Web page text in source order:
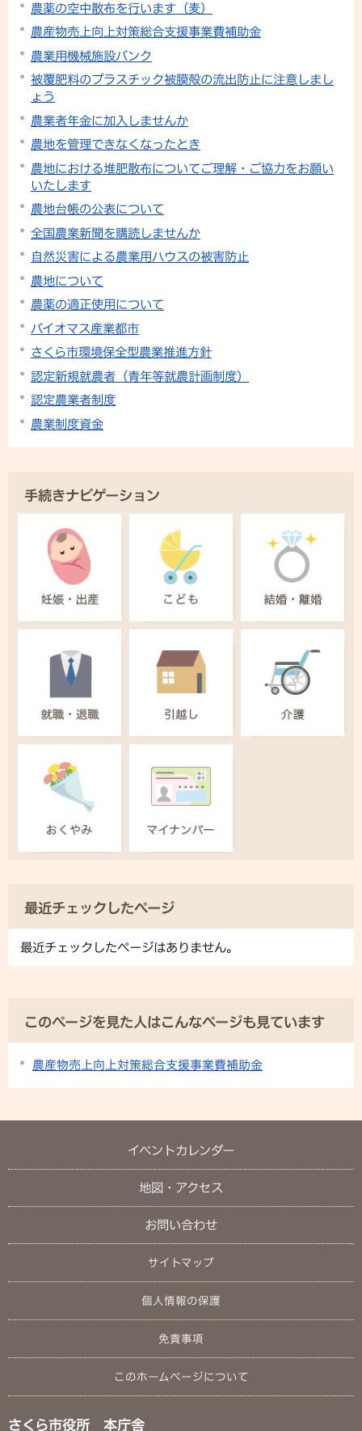
農薬の空中散布を行います（麦）
農産物売上向上対策総合支援事業費補助金
農業用機械施設バンク
被覆肥料のプラスチック被膜殻の流出防止に注意しまし
ょう
農業者年金に加入しませんか
農地を管理できなくなったとき
農地における堆肥散布についてご理解・ご協力をお願い
いたします
農地台帳の公表について
全国農業新聞を購読しませんか
自然災害による農業用ハウスの被害防止
農地について
農薬の適正使用について
バイオマス産業都市
さくら市環境保全型農業推進方針
認定新規就農者（青年等就農計画制度）
認定農業者制度
農業制度資金
手続きナビゲーション
最近チェックしたページ
最近チェックしたページはありません。
このページを見た人はこんなページも見ています
農産物売上向上対策総合支援事業費補助金
イベントカレンダー
地図・アクセス
お問い合わせ
サイトマップ
個人情報の保護
免責事項
このホームページについて
さくら市役所 本庁舎